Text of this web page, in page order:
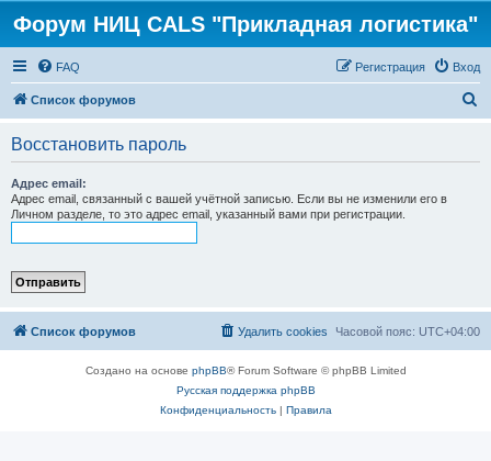
Форум НИЦ CALS "Прикладная логистика"
FAQ Вход
Регистрация
Список форумов
Восстановить пароль
Адрес email:
Адрес email, связанный с вашей учётной записью. Если вы не изменили его в
Личном разделе, то это адрес email, указанный вами при регистрации.
Список форумов Часовой пояс: UTC+04:00
Удалить cookies
Создано на основе phpBB® Forum Software © phpBB Limited
Русская поддержка phpBB
Конфиденциальность| Правила